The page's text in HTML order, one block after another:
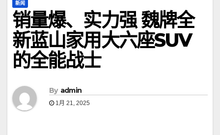
新闻
销量爆、实力强 魏牌全
新蓝山家用大六座SUV
的全能战士
By admin
1月 21, 2025